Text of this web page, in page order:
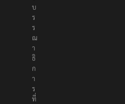
อ
ง
บ
ร
ร
ณ
า
ธิ
ก
า